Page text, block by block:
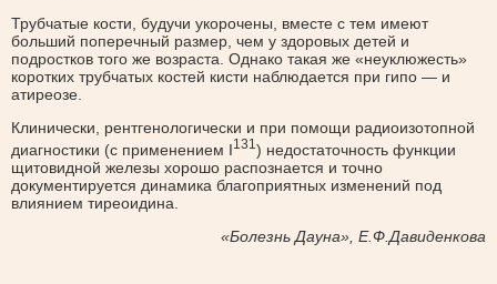
Трубчатые кости, будучи укорочены, вместе с тем имеют
больший поперечный размер, чем у здоровых детей и
подростков того же возраста. Однако такая же «неуклюжесть»
коротких трубчатых костей кисти наблюдается при гипо — и
атиреозе.
Клинически, рентгенологически и при помощи радиоизотопной
диагностики (с применением I131 ) недостаточность функции
щитовидной железы хорошо распознается и точно
документируется динамика благоприятных изменений под
влиянием тиреоидина.
«Болезнь Дауна», Е.Ф.Давиденкова